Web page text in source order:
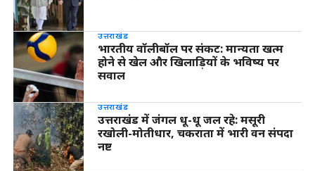
उत्तराखंड
भारतीय वॉलीबॉल पर संकट: मान्यता खत्म
होने से खेल और खिलाड़ियों के भविष्य पर
सवाल
उत्तराखंड
उत्तराखंड में जंगल धू-धू जल रहे: मसूरी
रखोली-मोतीधार, चकराता में भारी वन संपदा
नष्ट